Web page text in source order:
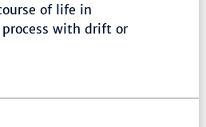
of life in
process with drift or